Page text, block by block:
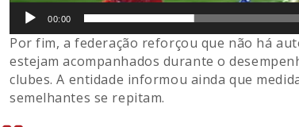
00:00
Por fim, a federação reforçou que não há
estejam acompanhados durante o
clubes. A entidade informou ainda que
semelhantes se repitam.